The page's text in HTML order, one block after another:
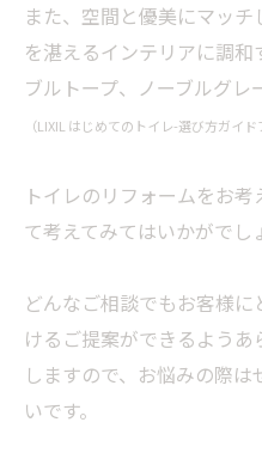
また、空間と優美にマッ
を湛えるインテリアに調
ブルトープ、ノーブルグレ
（LIXIL はじめてのトイレ-選び方ガイド
トイレのリフォームをお
て考えてみてはいかがでし
どんなご相談でもお客様
けるご提案ができるよう
しますので、お悩みの際
いです。